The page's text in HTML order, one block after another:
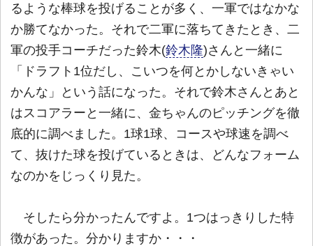
るような棒球を投げることが多く、一軍ではなかな
か勝てなかった。それで二軍に落ちてきたとき、二
軍の投手コーチだった鈴木(鈴木隆)さんと一緒に
「ドラフト1位だし、こいつを何とかしないきゃい
かんな」という話になった。それで鈴木さんとあと
はスコアラーと一緒に、金ちゃんのピッチングを徹
底的に調べました。1球1球、コースや球速を調べ
て、抜けた球を投げているときは、どんなフォーム
なのかをじっくり見た。
そしたら分かったんですよ。1つはっきりした特
徴があった。分かりますか・・・